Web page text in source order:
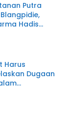
Putra
Hadis
Resepsi
Harus
Dugaan